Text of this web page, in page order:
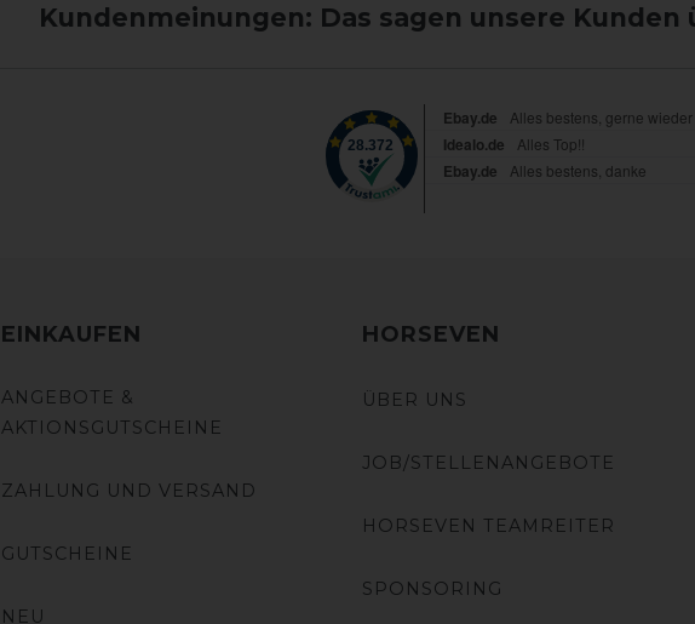
Kundenmeinungen: Das sagen unsere Kunden
EINKAUFEN
ANGEBOTE &
AKTIONSGUTSCHEINE
ZAHLUNG UND VERSAND
GUTSCHEINE
NEU
HORSEVEN
ÜBER UNS
JOB/STELLENANGEBOTE
HORSEVEN TEAMREITER
SPONSORING